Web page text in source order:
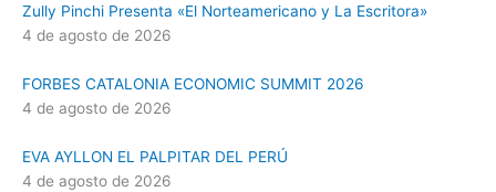
Zully Pinchi Presenta «El Norteamericano y La Escritora»
4 de agosto de 2026
FORBES CATALONIA ECONOMIC SUMMIT 2026
4 de agosto de 2026
EVA AYLLON EL PALPITAR DEL PERÚ
4 de agosto de 2026